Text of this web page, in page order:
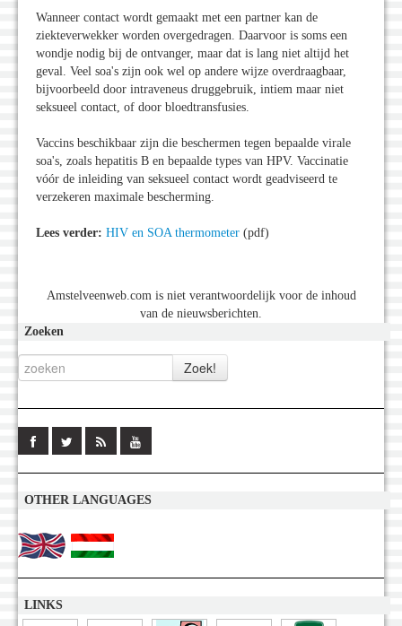
Wanneer contact wordt gemaakt met een partner kan de
ziekteverwekker worden overgedragen. Daarvoor is soms een
wondje nodig bij de ontvanger, maar dat is lang niet altijd het
geval. Veel soa's zijn ook wel op andere wijze overdraagbaar,
bijvoorbeeld door intraveneus druggebruik, intiem maar niet
seksueel contact, of door bloedtransfusies.
Vaccins beschikbaar zijn die beschermen tegen bepaalde virale
soa's, zoals hepatitis B en bepaalde types van HPV. Vaccinatie
vóór de inleiding van seksueel contact wordt geadviseerd te
verzekeren maximale bescherming.
Lees verder: HIV en SOA thermometer (pdf)
Amstelveenweb.com is niet verantwoordelijk voor de inhoud
van de nieuwsberichten.
Zoeken
OTHER LANGUAGES
LINKS